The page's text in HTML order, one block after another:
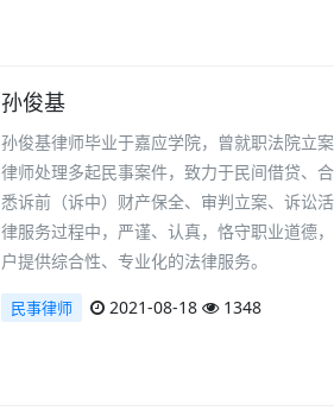
孙俊基
孙俊基律师毕业于嘉应学院，曾就职法院立
律师处理多起民事案件，致力于民间借贷、
悉诉前（诉中）财产保全、审判立案、诉讼
律服务过程中，严谨、认真，恪守职业道德
户提供综合性、专业化的法律服务。
民事律师 2021-08-18 1348